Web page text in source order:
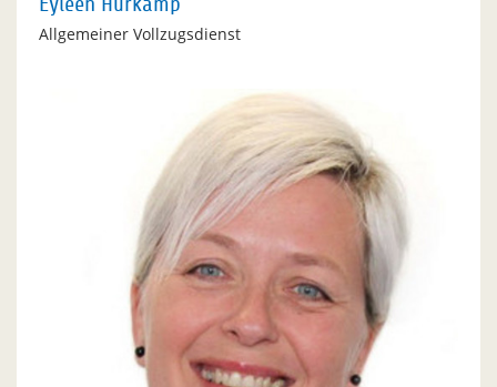
Eyleen Hürkamp
Allgemeiner Vollzugsdienst